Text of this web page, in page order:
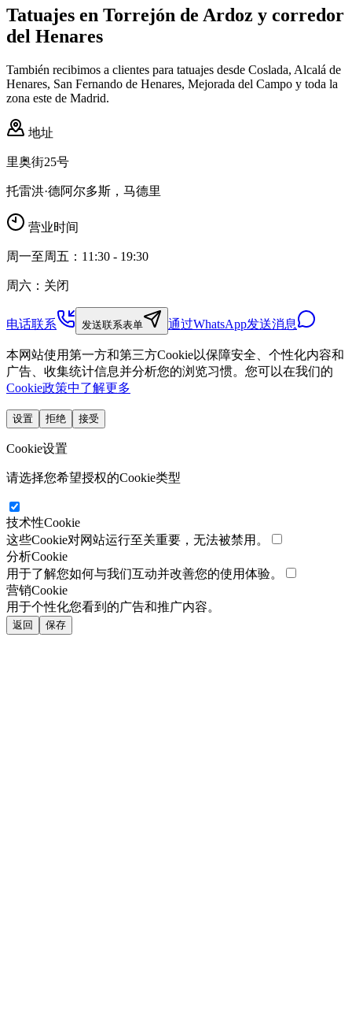
Tatuajes en Torrejón de Ardoz y corredor
del Henares
También recibimos a clientes para tatuajes desde Coslada, Alcalá de
Henares, San Fernando de Henares, Mejorada del Campo y toda la
zona este de Madrid.
地址
里奥街25号
托雷洪·德阿尔多斯，马德里
营业时间
周一至周五：11:30 - 19:30
周六：关闭
电话联系 发送联系表单 通过WhatsApp发送消息
本网站使用第一方和第三方Cookie以保障安全、个性化内容和
广告、收集统计信息并分析您的浏览习惯。您可以在我们的
Cookie政策中了解更多
设置 拒绝 接受
Cookie设置
请选择您希望授权的Cookie类型
技术性Cookie
这些Cookie对网站运行至关重要，无法被禁用。
分析Cookie
用于了解您如何与我们互动并改善您的使用体验。
营销Cookie
用于个性化您看到的广告和推广内容。
返回 保存